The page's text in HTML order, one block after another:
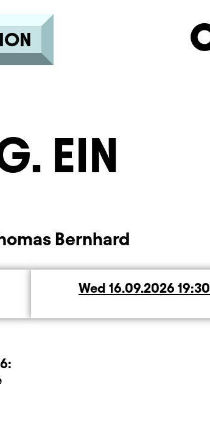
EIN
Bernhard
Wed Wednesday
16.09.2026 19:30
: